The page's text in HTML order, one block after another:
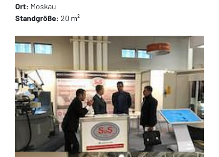
Ort: Moskau
Standgröße: 20 m²